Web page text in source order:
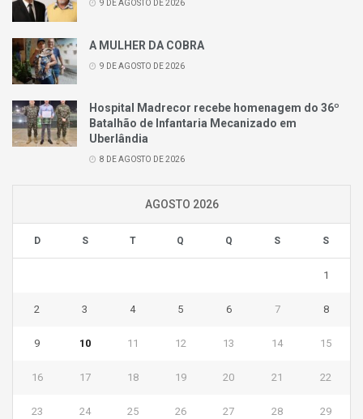
9 DE AGOSTO DE 2026
A MULHER DA COBRA
9 DE AGOSTO DE 2026
Hospital Madrecor recebe homenagem do 36º
Batalhão de Infantaria Mecanizado em
Uberlândia
8 DE AGOSTO DE 2026
AGOSTO 2026
D S T Q Q S S
1
2 3 4 5 6 7 8
9 10 11 12 13 14 15
16 17 18 19 20 21 22
23 24 25 26 27 28 29